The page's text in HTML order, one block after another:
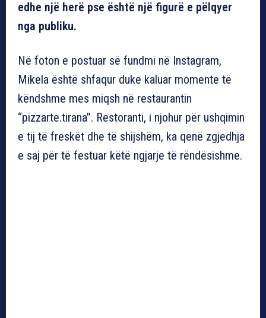
edhe një herë pse është një figurë e pëlqyer
nga publiku.
Në foton e postuar së fundmi në Instagram,
Mikela është shfaqur duke kaluar momente të
këndshme mes miqsh në restaurantin
“pizzarte.tirana”. Restoranti, i njohur për ushqimin
e tij të freskët dhe të shijshëm, ka qenë zgjedhja
e saj për të festuar këtë ngjarje të rëndësishme.